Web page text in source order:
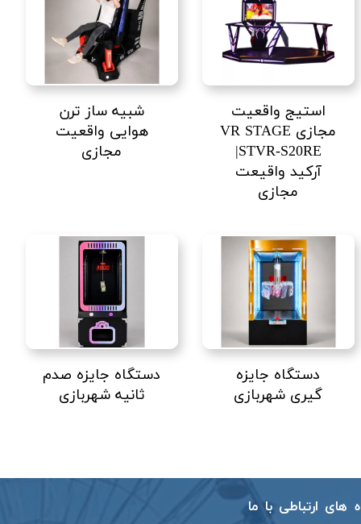
استیج واقعیت
مجازی VR STAGE
STVR-S20RE|
آرکید واقیعت
مجازی
شبیه ساز ترن
هوایی واقعیت
مجازی
دستگاه جایزه
گیری شهربازی
دستگاه جایزه صدم
ثانیه شهربازی
های ارتباطی با ما